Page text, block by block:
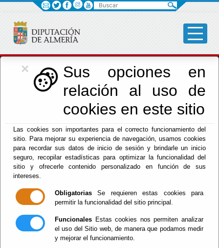
×
Sus opciones en
relación al uso de
cookies en este sitio
Las cookies son importantes para el correcto funcionamiento del
sitio. Para mejorar su experiencia de navegación, usamos cookies
para recordar sus datos de inicio de sesión y brindarle un inicio
seguro, recopilar estadísticas para optimizar la funcionalidad del
sitio y ofrecerle contenido personalizado en función de sus
intereses.
Obligatorias Se requieren estas cookies para
permitir la funcionalidad del sitio principal.
Funcionales Estas cookies nos permiten analizar
el uso del Sitio web, de manera que podamos medir
y mejorar el funcionamiento.
Cultura, Cine e
Identidad Almeriense
Menú Cultura
Inicio -Cultura y Cine - Islas poéticas. Recitales
poético musicales
Islas poéticas.
Recitales poético
musicales
Buscar